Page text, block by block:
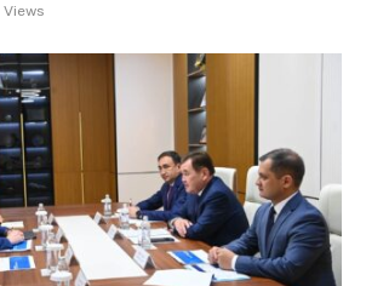
Views